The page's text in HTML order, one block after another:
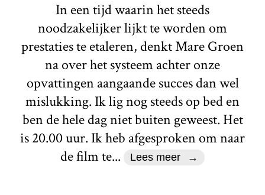
In een tijd waarin het steeds
noodzakelijker lijkt te worden om
prestaties te etaleren, denkt Mare Groen
na over het systeem achter onze
opvattingen aangaande succes dan wel
mislukking. Ik lig nog steeds op bed en
ben de hele dag niet buiten geweest. Het
is 20.00 uur. Ik heb afgesproken om naar
de film te...
Lees meer